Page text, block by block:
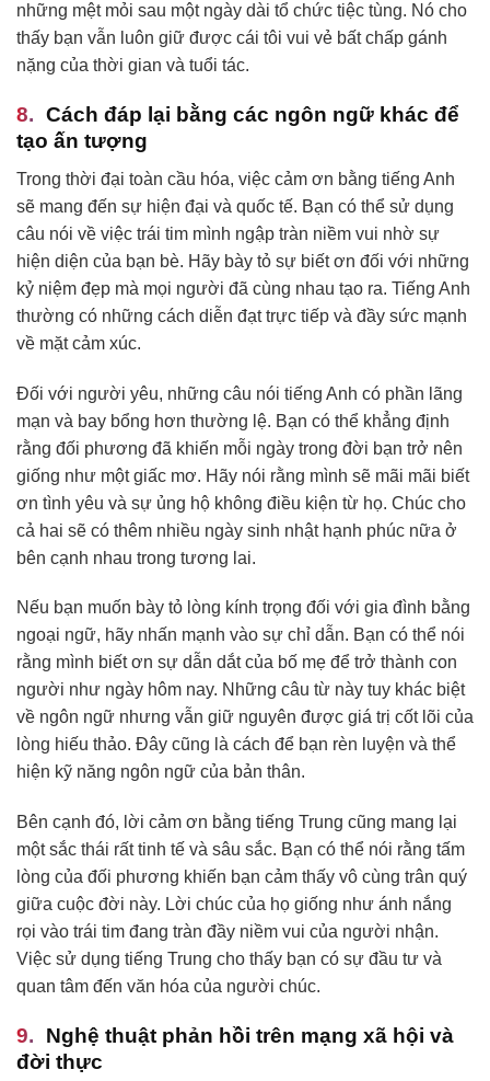
những mệt mỏi sau một ngày dài tổ chức tiệc tùng. Nó cho
thấy bạn vẫn luôn giữ được cái tôi vui vẻ bất chấp gánh
nặng của thời gian và tuổi tác.
Cách đáp lại bằng các ngôn ngữ khác để
tạo ấn tượng
Trong thời đại toàn cầu hóa, việc cảm ơn bằng tiếng Anh
sẽ mang đến sự hiện đại và quốc tế. Bạn có thể sử dụng
câu nói về việc trái tim mình ngập tràn niềm vui nhờ sự
hiện diện của bạn bè. Hãy bày tỏ sự biết ơn đối với những
kỷ niệm đẹp mà mọi người đã cùng nhau tạo ra. Tiếng Anh
thường có những cách diễn đạt trực tiếp và đầy sức mạnh
về mặt cảm xúc.
Đối với người yêu, những câu nói tiếng Anh có phần lãng
mạn và bay bổng hơn thường lệ. Bạn có thể khẳng định
rằng đối phương đã khiến mỗi ngày trong đời bạn trở nên
giống như một giấc mơ. Hãy nói rằng mình sẽ mãi mãi biết
ơn tình yêu và sự ủng hộ không điều kiện từ họ. Chúc cho
cả hai sẽ có thêm nhiều ngày sinh nhật hạnh phúc nữa ở
bên cạnh nhau trong tương lai.
Nếu bạn muốn bày tỏ lòng kính trọng đối với gia đình bằng
ngoại ngữ, hãy nhấn mạnh vào sự chỉ dẫn. Bạn có thể nói
rằng mình biết ơn sự dẫn dắt của bố mẹ để trở thành con
người như ngày hôm nay. Những câu từ này tuy khác biệt
về ngôn ngữ nhưng vẫn giữ nguyên được giá trị cốt lõi của
lòng hiếu thảo. Đây cũng là cách để bạn rèn luyện và thể
hiện kỹ năng ngôn ngữ của bản thân.
Bên cạnh đó, lời cảm ơn bằng tiếng Trung cũng mang lại
một sắc thái rất tinh tế và sâu sắc. Bạn có thể nói rằng tấm
lòng của đối phương khiến bạn cảm thấy vô cùng trân quý
giữa cuộc đời này. Lời chúc của họ giống như ánh nắng
rọi vào trái tim đang tràn đầy niềm vui của người nhận.
Việc sử dụng tiếng Trung cho thấy bạn có sự đầu tư và
quan tâm đến văn hóa của người chúc.
Nghệ thuật phản hồi trên mạng xã hội và
đời thực